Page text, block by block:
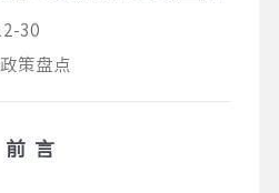
30
策盘点
前 言